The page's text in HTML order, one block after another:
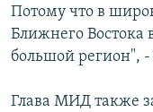
Потому что в
Ближнего Востока
большой регион", -
Глава МИД также